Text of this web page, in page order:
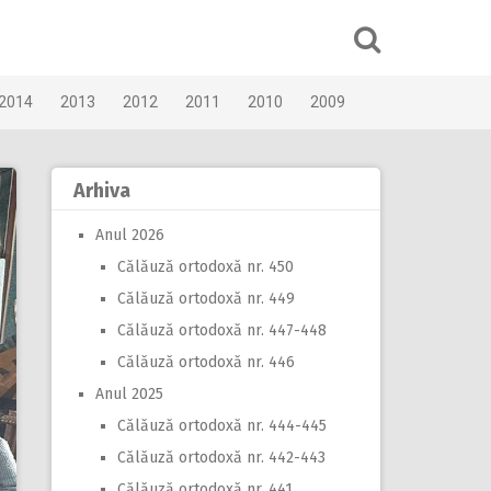
2013 2012 2011 2010 2009
Arhiva
Anul 2026
Călăuză ortodoxă nr. 450
Călăuză ortodoxă nr. 449
Călăuză ortodoxă nr. 447-448
Călăuză ortodoxă nr. 446
Anul 2025
Călăuză ortodoxă nr. 444-445
Călăuză ortodoxă nr. 442-443